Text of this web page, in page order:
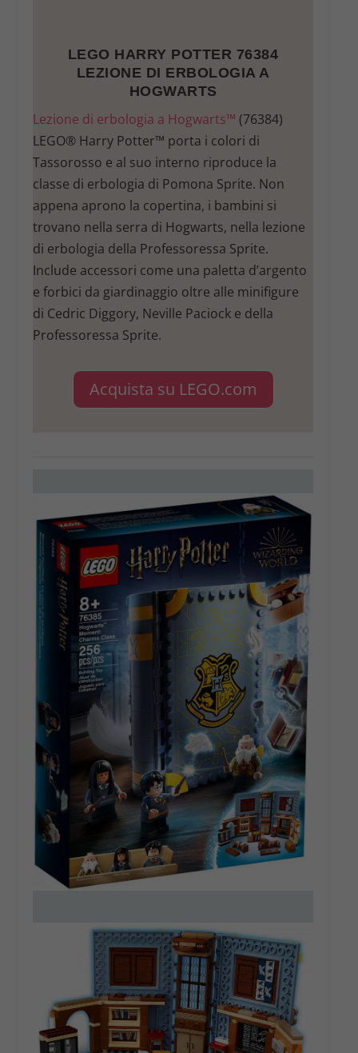
LEGO HARRY POTTER 76384
LEZIONE DI ERBOLOGIA A
HOGWARTS
Lezione di erbologia a Hogwarts™ (76384)
LEGO® Harry Potter™ porta i colori di
Tassorosso e al suo interno riproduce la
classe di erbologia di Pomona Sprite. Non
appena aprono la copertina, i bambini si
trovano nella serra di Hogwarts, nella lezione
di erbologia della Professoressa Sprite.
Include accessori come una paletta d’argento
e forbici da giardinaggio oltre alle minifigure
di Cedric Diggory, Neville Paciock e della
Professoressa Sprite.
Acquista su LEGO.com